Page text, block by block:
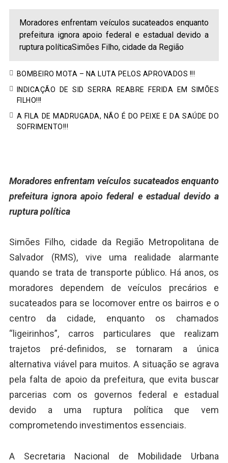
Moradores enfrentam veículos sucateados enquanto
prefeitura ignora apoio federal e estadual devido a
ruptura políticaSimões Filho, cidade da Região
BOMBEIRO MOTA – NA LUTA PELOS APROVADOS !!!
INDICAÇÃO DE SID SERRA REABRE FERIDA EM SIMÕES
FILHO!!!
A FILA DE MADRUGADA, NÃO É DO PEIXE E DA SAÚDE DO
SOFRIMENTO!!!
Moradores enfrentam veículos sucateados enquanto
prefeitura ignora apoio federal e estadual devido a
ruptura política
Simões Filho, cidade da Região Metropolitana de
Salvador (RMS), vive uma realidade alarmante
quando se trata de transporte público. Há anos, os
moradores dependem de veículos precários e
sucateados para se locomover entre os bairros e o
centro da cidade, enquanto os chamados
“ligeirinhos”, carros particulares que realizam
trajetos pré-definidos, se tornaram a única
alternativa viável para muitos. A situação se agrava
pela falta de apoio da prefeitura, que evita buscar
parcerias com os governos federal e estadual
devido a uma ruptura política que vem
comprometendo investimentos essenciais.
A Secretaria Nacional de Mobilidade Urbana